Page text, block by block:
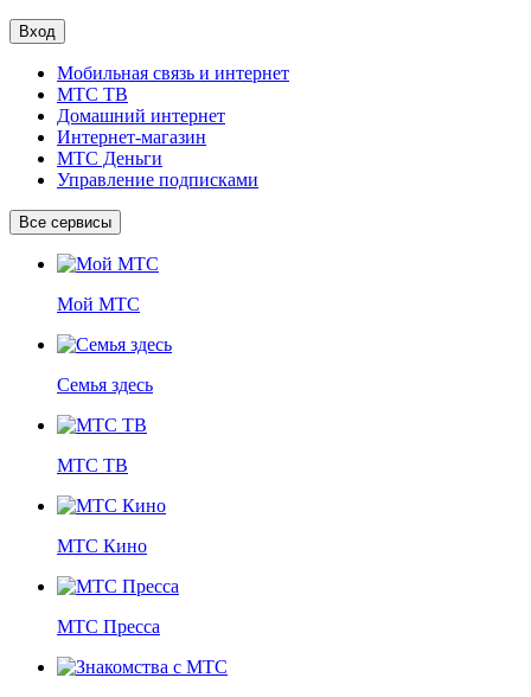
Вход
Мобильная связь и интернет
МТС ТВ
Домашний интернет
Интернет-магазин
МТС Деньги
Управление подписками
Все сервисы
Мой МТС
Семья здесь
МТС ТВ
МТС Кино
МТС Пресса